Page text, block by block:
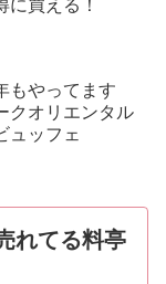
に買える！
もやってます
クオリエンタル
ュッフェ
れてる料亭